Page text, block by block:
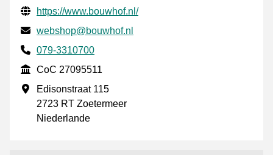
Geprüfte Kontaktinformationen
Website URL
https://www.bouwhof.nl/
E-mail
webshop@bouwhof.nl
Phone number
079-3310700
CoC
CoC 27095511
Geschäftsadresse
Edisonstraat 115
2723 RT Zoetermeer
Niederlande